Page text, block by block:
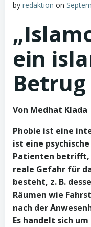
by redaktion on
ein
Betrug
Von Medhat Klada
Phobie ist eine
ist eine
Patienten betrifft,
reale Gefahr für
besteht, z. B.
Räumen wie
nach der
Es handelt sich